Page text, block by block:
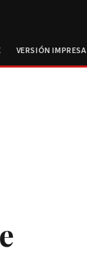
VERSIÓN IMPRESA